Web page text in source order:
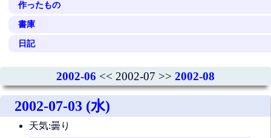
作ったもの
書庫
日記
2002-06 << 2002-07 >> 2002-08
2002-07-03 (水)
天気:曇り